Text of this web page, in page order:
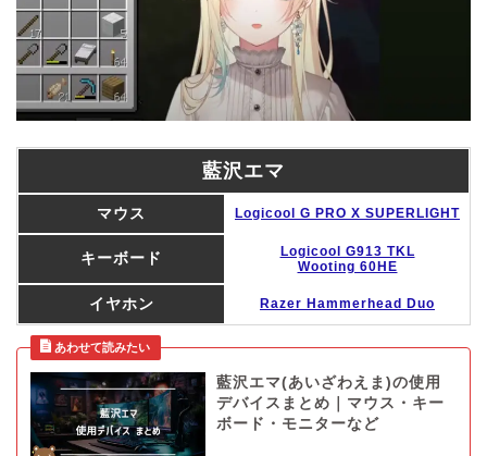
藍沢エマ
マウス Logicool G PRO X SUPERLIGHT
キーボード
Logicool G913 TKL
Wooting 60HE
イヤホン Razer Hammerhead Duo
藍沢エマ(あいざわえま)の使用
デバイスまとめ｜マウス・キー
ボード・モニターなど